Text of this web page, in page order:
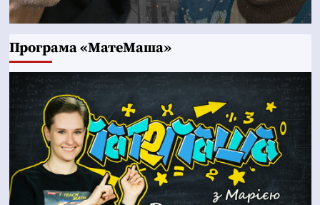
Програма «МатеМаша»